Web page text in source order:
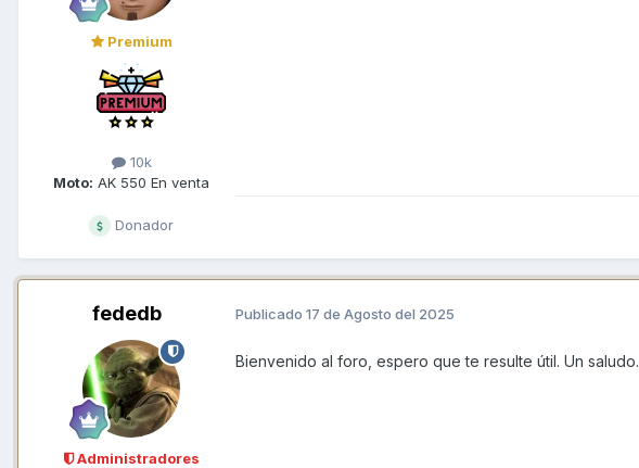
Premium
10k
Moto: AK 550 En venta
Donador
fededb
Administradores
Publicado 17 de Agosto del 2025
Bienvenido al foro, espero que te resulte útil. Un saludo.